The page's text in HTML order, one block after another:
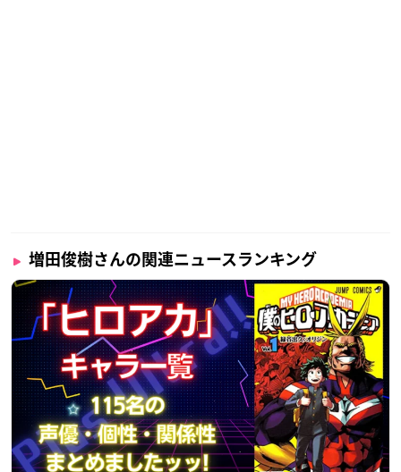
増田俊樹さんの関連ニュースランキング